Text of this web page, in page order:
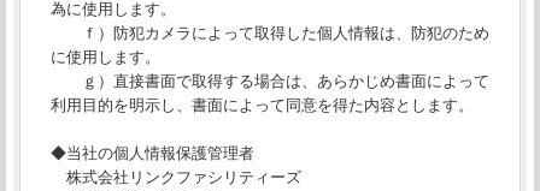
為に使用します。
ｆ）防犯カメラによって取得した個人情報は、防犯のため
に使用します。
ｇ）直接書面で取得する場合は、あらかじめ書面によって
利用目的を明示し、書面によって同意を得た内容とします。
◆当社の個人情報保護管理者
株式会社リンクファシリティーズ